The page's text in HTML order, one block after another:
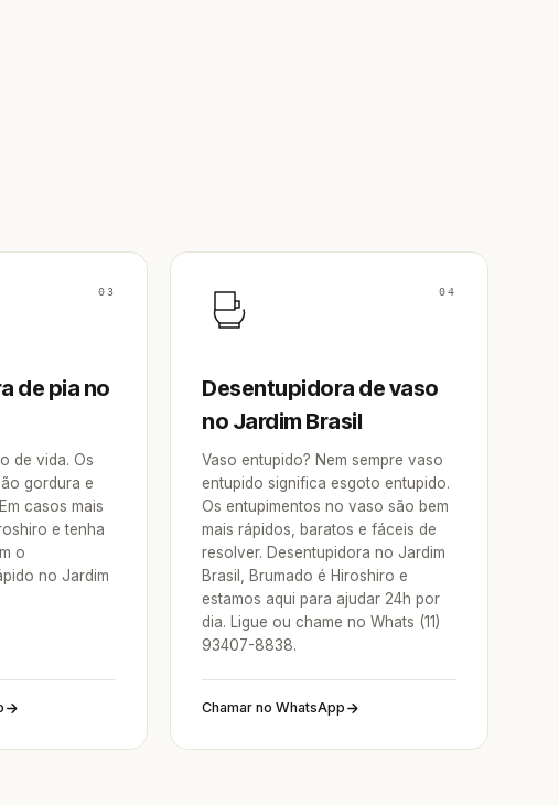
03
de pia no
de vida. Os
gordura e
casos mais
e tenha
o
no Jardim
04
Desentupidora de vaso
no Jardim Brasil
Vaso entupido? Nem sempre vaso
entupido significa esgoto entupido.
Os entupimentos no vaso são bem
mais rápidos, baratos e fáceis de
resolver. Desentupidora no Jardim
Brasil, Brumado é Hiroshiro e
estamos aqui para ajudar 24h por
dia. Ligue ou chame no Whats (11)
93407-8838.
Chamar no WhatsApp